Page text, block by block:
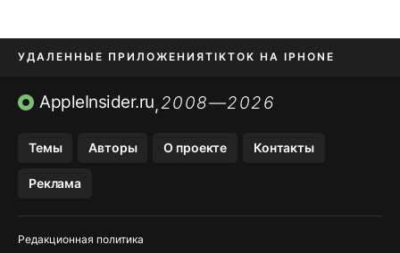
УДАЛЕННЫЕ ПРИЛОЖЕНИЯTIKTOK НА IPHONE
ПРИЛОЖЕНИЯ БЕЗ APP STORE
AppleInsider.ru,2008—2026
Темы Авторы О проекте Контакты
Реклама
Редакционная политика